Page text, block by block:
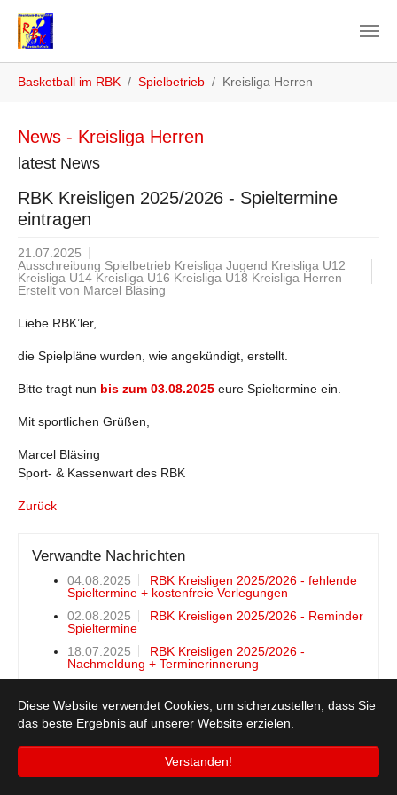
Diese Website verwendet Cookies, um sicherzustellen, dass Sie
das beste Ergebnis auf unserer Website erzielen.
Verstanden!
Basketball im RBK
Spielbetrieb Kreisliga Herren
News - Kreisliga Herren
latest News
RBK Kreisligen 2025/2026 - Spieltermine
eintragen
21.07.2025
Ausschreibung Spielbetrieb Kreisliga Jugend Kreisliga U12
Kreisliga U14 Kreisliga U16 Kreisliga U18 Kreisliga Herren
Erstellt von Marcel Bläsing
Liebe RBK’ler,
die Spielpläne wurden, wie angekündigt, erstellt.
Bitte tragt nun bis zum 03.08.2025 eure Spieltermine ein.
Mit sportlichen Grüßen,
Marcel Bläsing
Sport- & Kassenwart des RBK
Zurück
Verwandte Nachrichten
04.08.2025
RBK Kreisligen 2025/2026 - fehlende
Spieltermine + kostenfreie Verlegungen
02.08.2025
RBK Kreisligen 2025/2026 - Reminder
Spieltermine
18.07.2025
RBK Kreisligen 2025/2026 -
Nachmeldung + Terminerinnerung
© 2026 Rheinisch-Bergischer Basketballkreis e.V.